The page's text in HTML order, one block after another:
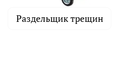
Раздельщик трещин